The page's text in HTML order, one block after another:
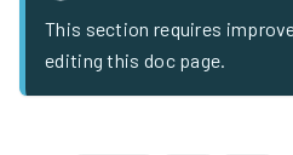
This section requires
editing this doc page.